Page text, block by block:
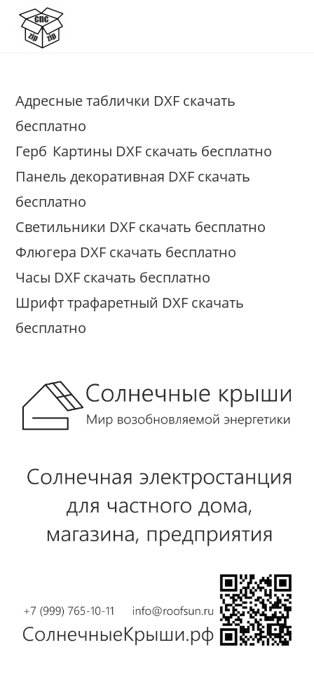
Перейти
содержимому
Адресные таблички DXF скачать
бесплатно
Герб Картины DXF скачать бесплатно
Панель декоративная DXF скачать
бесплатно
Светильники DXF скачать бесплатно
Флюгера DXF скачать бесплатно
Часы DXF скачать бесплатно
Шрифт трафаретный DXF скачать
бесплатно